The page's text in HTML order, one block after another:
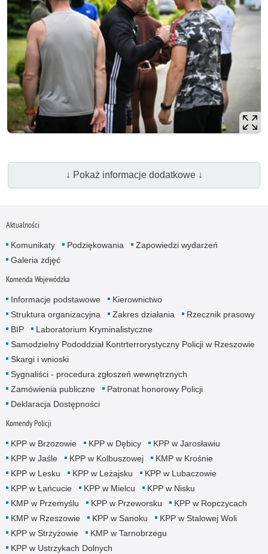
↓ Pokaż informacje dodatkowe ↓
Aktualności
Komunikaty Podziękowania
Zapowiedzi wydarzeń
Galeria zdjęć
Komenda Wojewódzka
Informacje podstawowe
Kierownictwo
Struktura organizacyjna
Zakres działania
Rzecznik prasowy
BIP
Laboratorium Kryminalistyczne
Samodzielny Pododdział Kontrterrorystyczny Policji w Rzeszowie
Skargi i wnioski
Sygnaliści - procedura zgłoszeń wewnętrznych
Zamówienia publiczne
Patronat honorowy Policji
Deklaracja Dostępności
Komendy Policji
KPP w Brzozowie KPP w Dębicy
KPP w Jarosławiu
KPP w Jaśle
KPP w Kolbuszowej
KMP w Krośnie
KPP w Lesku
KPP w Leżajsku
KPP w Lubaczowie
KPP w Łańcucie
KPP w Mielcu
KPP w Nisku
KMP w Przemyślu
KPP w Przeworsku
KPP w Ropczycach
KMP w Rzeszowie
KPP w Sanoku
KPP w Stalowej Woli
KPP w Strzyżowie
KMP w Tarnobrzegu
KPP w Ustrzykach Dolnych